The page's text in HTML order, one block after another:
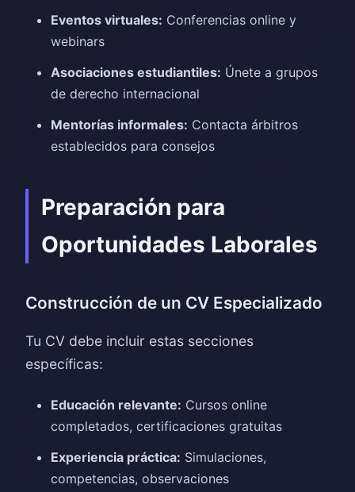
Eventos virtuales: Conferencias online y
webinars
Asociaciones estudiantiles: Únete a grupos
de derecho internacional
Mentorías informales: Contacta árbitros
establecidos para consejos
Preparación para
Oportunidades Laborales
Construcción de un CV Especializado
Tu CV debe incluir estas secciones
específicas:
Educación relevante: Cursos online
completados, certificaciones gratuitas
Experiencia práctica: Simulaciones,
competencias, observaciones